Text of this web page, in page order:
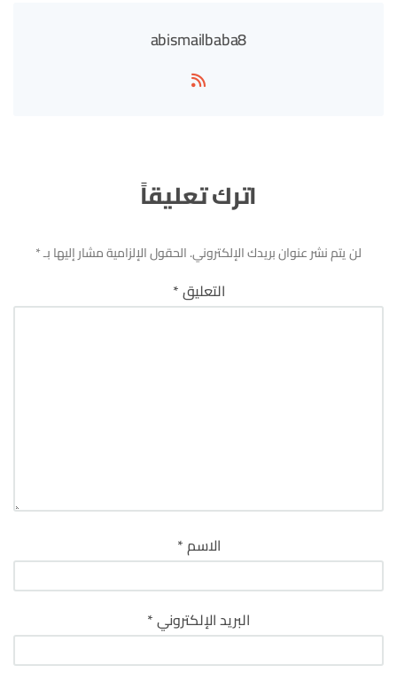
abismailbaba8
اترك تعليقاً
لن يتم نشر عنوان بريدك الإلكتروني.الحقول الإلزامية مشار إليها بـ*
التعليق*
الاسم*
البريد الإلكتروني*